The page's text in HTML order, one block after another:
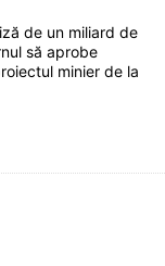
de un miliard de
să aprobe
minier de la